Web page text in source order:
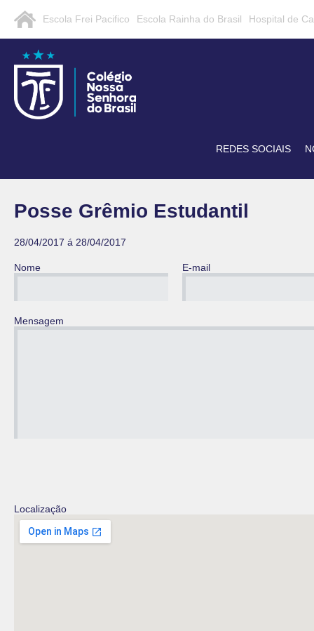
Escola Frei Pacifico Escola Rainha do Brasil Hospital de
REDES SOCIAIS
Posse Grêmio Estudantil
28/04/2017 á 28/04/2017
Nome E-mail
Mensagem
Localização